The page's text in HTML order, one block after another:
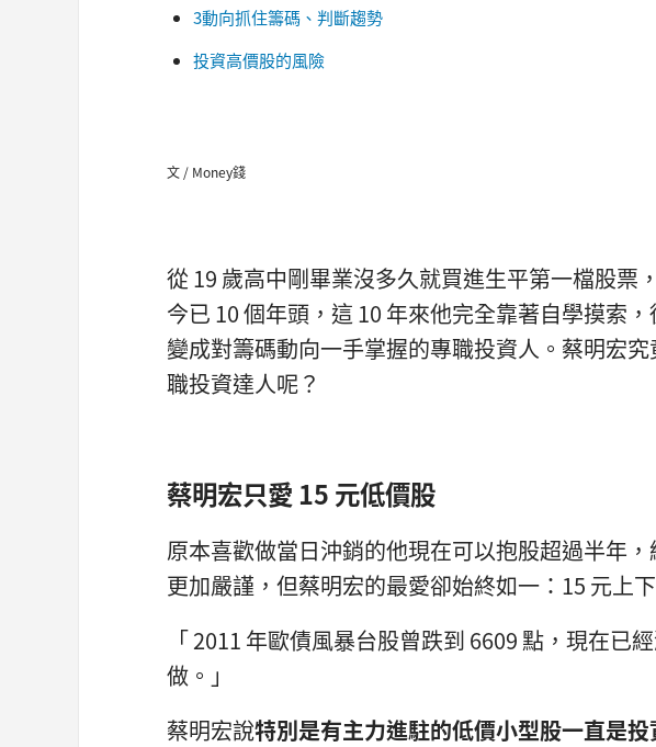
3動向抓住籌碼、判斷趨勢
投資高價股的風險
文 / Money錢
從 19 歲高中剛畢業沒多久就買進生平第一檔股票
今已 10 個年頭，這 10 年來他完全靠著自學摸索
變成對籌碼動向一手掌握的專職投資人。蔡明宏
職投資達人呢？
蔡明宏只愛 15 元低價股
原本喜歡做當日沖銷的他現在可以抱股超過半年
更加嚴謹，但蔡明宏的最愛卻始終如一：15 元上
「 2011 年歐債風暴台股曾跌到 6609 點，現在已
做。」
蔡明宏說特別是有主力進駐的低價小型股一直是